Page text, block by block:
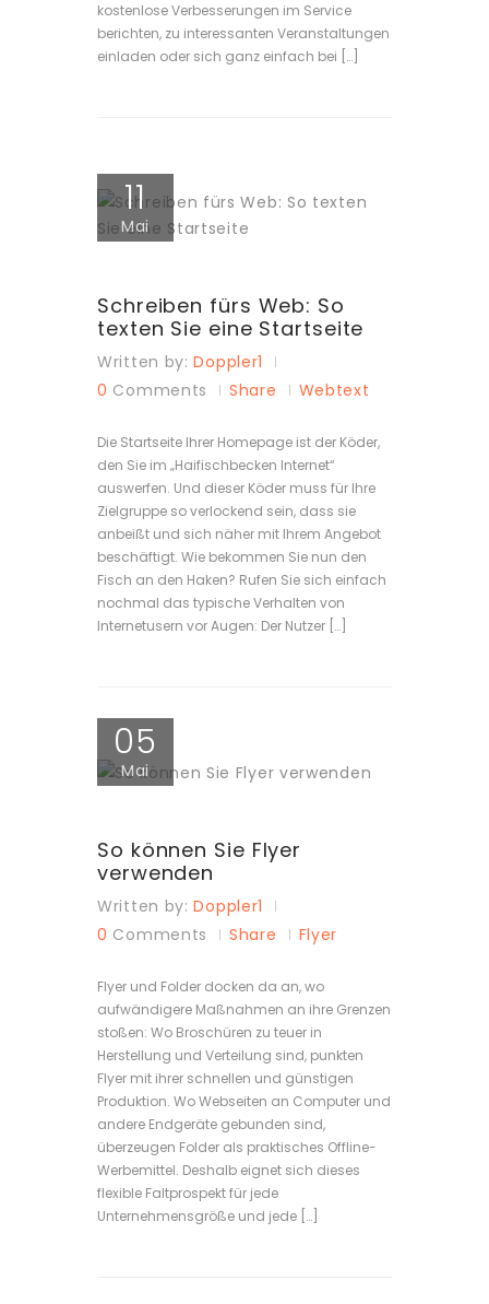
kostenlose Verbesserungen im Service
berichten, zu interessanten Veranstaltungen
einladen oder sich ganz einfach bei […]
11
Mai
Schreiben fürs Web: So
texten Sie eine Startseite
Written by:Doppler1
0 Comments Share Webtext
Die Startseite Ihrer Homepage ist der Köder,
den Sie im „Haifischbecken Internet“
auswerfen. Und dieser Köder muss für Ihre
Zielgruppe so verlockend sein, dass sie
anbeißt und sich näher mit Ihrem Angebot
beschäftigt. Wie bekommen Sie nun den
Fisch an den Haken? Rufen Sie sich einfach
nochmal das typische Verhalten von
Internetusern vor Augen: Der Nutzer […]
05
Mai
So können Sie Flyer
verwenden
Written by:Doppler1
0 Comments Share Flyer
Flyer und Folder docken da an, wo
aufwändigere Maßnahmen an ihre Grenzen
stoßen: Wo Broschüren zu teuer in
Herstellung und Verteilung sind, punkten
Flyer mit ihrer schnellen und günstigen
Produktion. Wo Webseiten an Computer und
andere Endgeräte gebunden sind,
überzeugen Folder als praktisches Offline-
Werbemittel. Deshalb eignet sich dieses
flexible Faltprospekt für jede
Unternehmensgröße und jede […]